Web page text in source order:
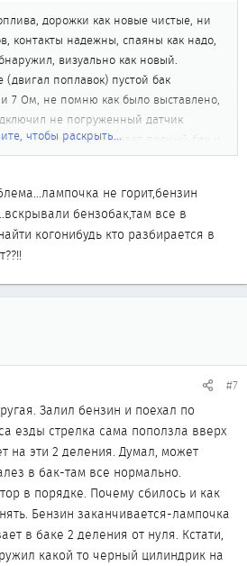
дорожки как новые чистые, ни
контакты надежны, спаяны как надо,
визуально как новый.
поплавок) пустой бак
7 Ом, не помню как было выставлено,
не погруженный датчик
на панели показывает полный бак и
горит лампочка бензина (пустой бак),
как термодатчик находиться в
по очерёдности все штекера (это
к бензобаку) реакции ноль, по
бак. Разъём подключен к
нигде нет, пошевелил и т.д.
Посмотрел схему приборной
процессора выходят разъёмы на
Теперь я полностью оценил всю
Начинаю искать адекватного
каждом вскрытии бензобака нужно
вскрывал уже раза три, могу
кольцо не разбухает и формы своей
чтобы раскрыть...
не горит,бензин
бензобак,там все в
когонибудь кто разбирается в
#7
Залил бензин и поехал по
езды стрелка сама поползла вверх
на эти 2 деления. Думал, может
в бак-там все нормально.
в порядке. Почему сбилось и как
Бензин заканчивается-лампочка
в баке 2 деления от нуля. Кстати,
какой то черный цилиндрик на